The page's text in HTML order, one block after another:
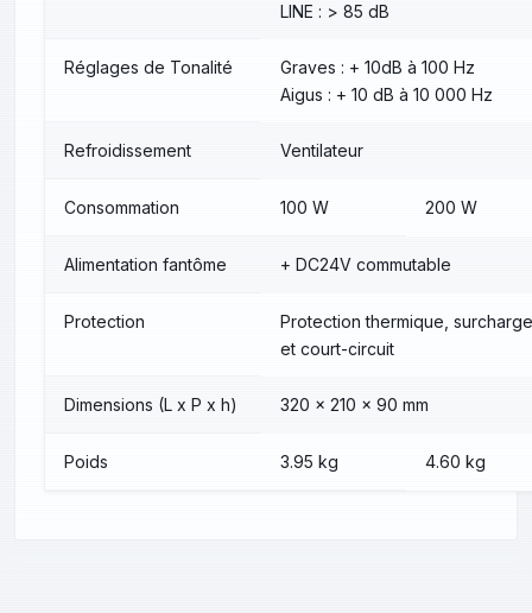
LINE : > 85 dB
Réglages de Tonalité
Graves : + 10dB à 100 Hz
Aigus : + 10 dB à 10 000 Hz
Refroidissement Ventilateur
Consommation 100 W 200 W
Alimentation fantôme + DC24V commutable
Protection
Protection thermique, surcharge
et court-circuit
Dimensions (L x P x h) 320 x 210 x 90 mm
Poids 3.95 kg 4.60 kg